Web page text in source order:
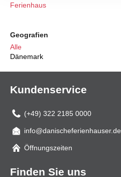
Ferienhaus
Geografien
Alle
Dänemark
Kundenservice
(+49) 322 2185 0000
Mail
info@danischeferienhauser.de
Öffnungszeiten
Finden Sie uns